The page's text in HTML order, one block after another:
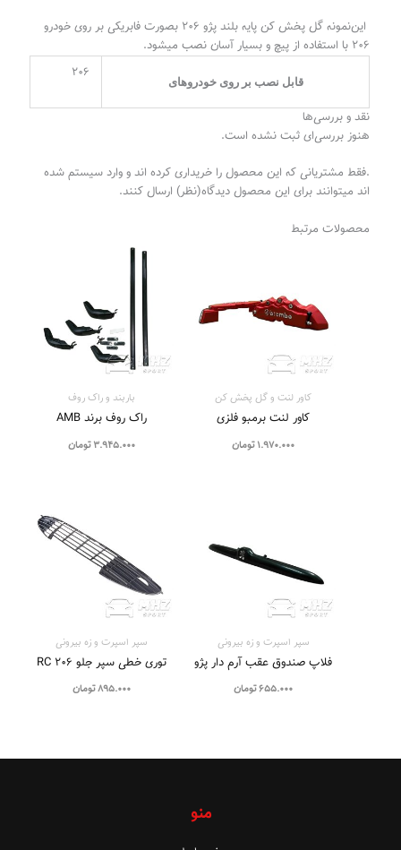
این‌نمونه گل پخش‌ کن پایه بلند پژو ۲۰۶ بصورت فابریکی بر روی خودرو
۲۰۶ با استفاده از پیچ و بسیار آسان نصب میشود.
قابل نصب بر روی خودرو‌های
206
نقد و بررسی‌ها
هنوز بررسی‌ای ثبت نشده است.
.فقط مشتریانی که این محصول را خریداری کرده اند و وارد سیستم شده
اند میتوانند برای این محصول دیدگاه(نظر) ارسال کنند.
محصولات مرتبط
کاور لنت و گل پخش کن
کاور لنت برمبو فلزی
1.970.000 تومان
باربند و راک روف
راک روف برند AMB
3.945.000 تومان
سپر اسپرت و زه بيرونی
فلاپ صندوق عقب آرم دار پژو
655.000تومان
سپر اسپرت و زه بيرونی
توری خطی سپر جلو 206 RC
895.000تومان
منو